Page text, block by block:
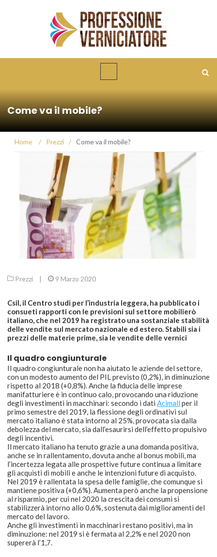
Come va il mobile?
Home / Prezzi / Come va il mobile?
Prezzi | 9 Marzo 2020
Csil, il Centro studi per l’industria leggera, ha pubblicato i
consueti rapporti con le previsioni sul settore mobilierò
italiano, che nel 2019 ha registrato una sostanziale stabilità
delle vendite sul mercato nazionale ed estero. Stabili sia i
prezzi delle materie prime, sia le vendite delle vernici
Il quadro congiunturale
Il quadro congiunturale non ha aiutato le aziende del settore,
con un modesto aumento del PIL previsto (0,2%), in diminuzione
rispetto al 2018 (+0,8%). Anche la fiducia delle imprese
manifatturiere è in continuo calo, provocando una riduzione
degli investimenti in macchinari: secondo i dati Acimall per il
primo semestre del 2019, la flessione degli ordinativi sul
mercato italiano è stata intorno al 25%, provocata sia dalla
debolezza del mercato, sia dall’esaurirsi dell’effetto propulsivo
degli incentivi.
Il mercato italiano ha tenuto grazie a una domanda positiva,
anche se in rallentamento, dovuta anche al bonus mobili, ma
l’incertezza legata alle prospettive future continua a limitare
gli acquisti di mobili e anche le intenzioni future di acquisto.
Nel 2019 è rallentata la spesa delle famiglie, che comunque si
mantiene positiva (+0,6%). Aumenta però anche la propensione
al risparmio, per cui nel 2020 la crescita dei consumi si
stabilizzerà intorno allo 0,6%, sostenuta dai miglioramenti del
mercato del lavoro.
Anche gli investimenti in macchinari restano positivi, ma in
diminuzione: nel 2019 si è fermata al 2,2% e nel 2020 non
supererà l’1,7.